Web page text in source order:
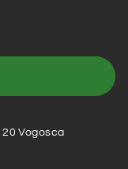
20 Vogosca